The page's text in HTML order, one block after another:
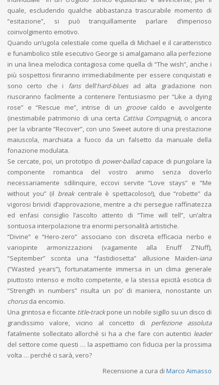
quale, escludendo qualche abbastanza trascurabile momento di
“esitazione”, si può tranquillamente parlare d’imperioso
coinvolgimento emotivo.
Quando un’ugola celestiale come quella di Michael e il caratteristico
e funambolico stile esecutivo George si amalgamano alla perfezione
in una linea melodica contagiosa come quella di “The wish”, anche i
più sospettosi finiranno irrimediabilmente per essere conquistati e
sono certo che i fansdell’hard-bluesad alta gradazione non
riusciranno facilmente a contenere l’entusiasmo per “Like a dying
rose” e “Rescue me”, intrise di un groovecaldo e avvolgente
(inestimabile patrimonio di una certa Cattiva Compagnia), o ancora
per la vibrante “Recover”, con uno Sweet autore di una prestazione
maiuscola, marchiata a fuoco da un falsetto da manuale della
fonazione modulata.
Se cercate, poi, un prototipo di power-balladcapace di pungolare la
componente romantica del vostro animo senza doverlo
necessariamente sdilinquire, eccovi servite “Love stays” e “Me
without you” (il breakcentrale è spettacoloso!), due “robette” da
vigorosi brividi d’approvazione, mentre a chi persegue raffinatezza
ed enfasi consiglio l’ascolto attento di “Time will tell”, un’altra
sontuosa interpolazione tra enormi personalità artistiche.
“Divine” e “Hero-zero” associano con discreta efficacia nerbo e
variopinte armonizzazioni (vagamente alla Enuff Z'Nuff),
“September” sconta una “fastidiosetta” allusione Maiden-iana
(“Wasted years”), fortunatamente immersa in un clima generale
piuttosto intenso e molto competente, e la stessa epicità esotica di
“Strength in numbers” risulta un po’ di maniera, nonostante un
chorusda encomio.
Una grintosa e ficcante title-trackpone un nobile sigillo su un disco di
grandissimo valore, vicino al concetto di perfezione assoluta
fatalmente sollecitato allorché si ha a che fare con autentici leader
del settore come questi … la aspettiamo con fiducia per la prossima
volta … perché ci sarà, vero?
Recensione a cura di Marco Aimasso